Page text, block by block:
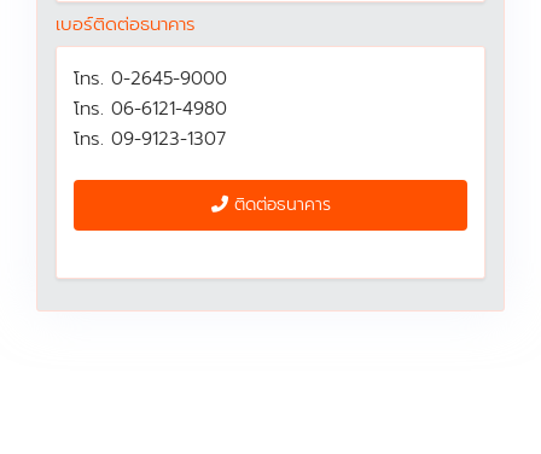
เบอร์ติดต่อธนาคาร
โทร. 0-2645-9000
โทร. 06-6121-4980
โทร. 09-9123-1307
ติดต่อธนาคาร